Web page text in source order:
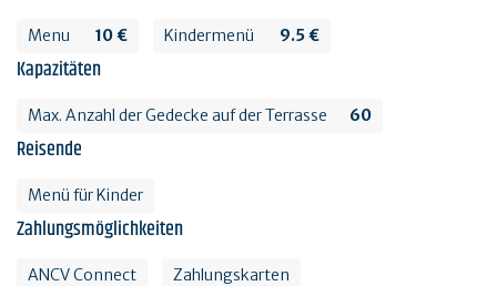
Menu 10 € Kindermenü 9.5 €
Kapazitäten
Max. Anzahl der Gedecke auf der Terrasse 60
Reisende
Menü für Kinder
Zahlungsmöglichkeiten
ANCV Connect Zahlungskarten